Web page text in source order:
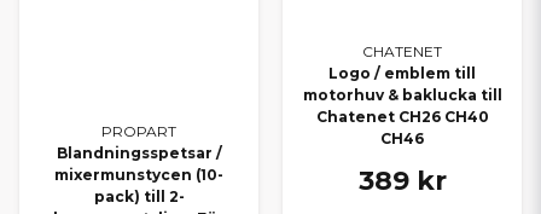
PROPART
Blandningsspetsar /
mixermunstycen (10-
pack) till 2-
CHATENET
Logo / emblem till
motorhuv & baklucka till
Chatenet CH26 CH40
CH46
389 kr